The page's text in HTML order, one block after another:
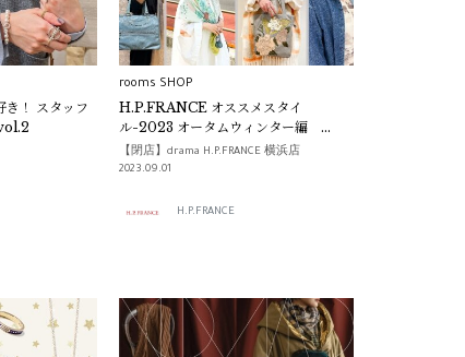
き！ スタッフ
rooms SHOP
H.P.FRANCE オススメスタイ
ル-2023 オータムウィンター編
vol.1-
【閉店】drama H.P.FRANCE 横浜店
2023.09.01
H.P.FRANCE